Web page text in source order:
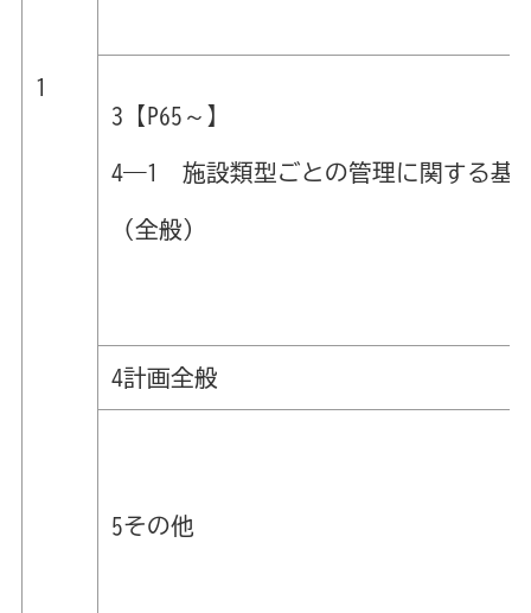
1
3【P65～】
4―1 施設類型ごとの管理に関する基
（全般）
4計画全般
5その他